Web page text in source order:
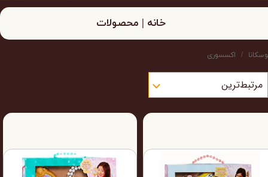
خانه | محصولات
اکسسوری
مرتبط‌ترین